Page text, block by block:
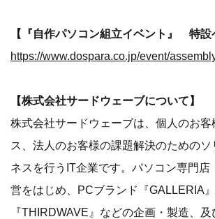
【『自作パソコン組立イベント』 特設
https://www.dospara.co.jp/event/
【株式会社サードウェーブについて】
株式会社サードウェーブは、個人のお客
ス、法人のお客様の課題解決のための
ネスを行うIT企業です。パソコン専門店
営をはじめ、PCブランド『GALLERIA』
『THIRDWAVE』などの企画・製造、